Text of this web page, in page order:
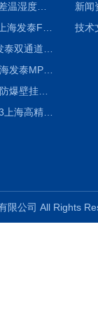
HTTRET压差温湿度显示屏
MP-6500上海发泰MP-6500 压力记录器
FT-6090EX防爆壁挂式沼气分析检测仪
FT-NW18R3上海高精度温度记录仪
新闻
技术
有限公司 All